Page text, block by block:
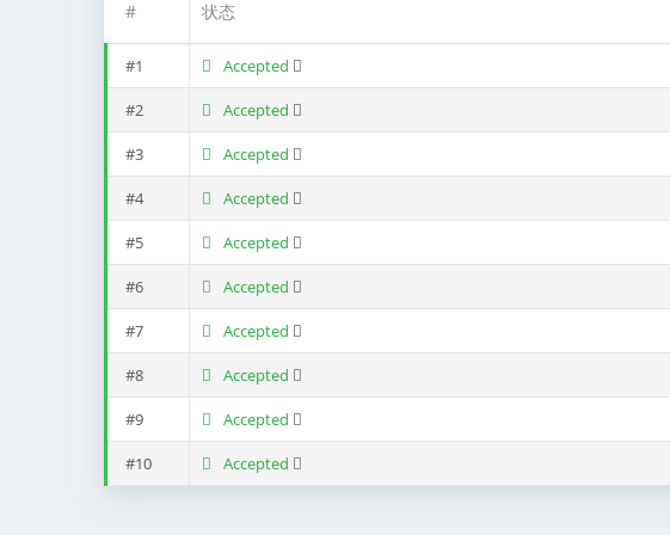
# 状态
#1 Accepted
#2 Accepted
#3 Accepted
#4 Accepted
#5 Accepted
#6 Accepted
#7 Accepted
#8 Accepted
#9 Accepted
#10 Accepted